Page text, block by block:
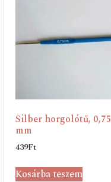
Silber horgolótű, 0,75
mm
439Ft
Kosárba teszem